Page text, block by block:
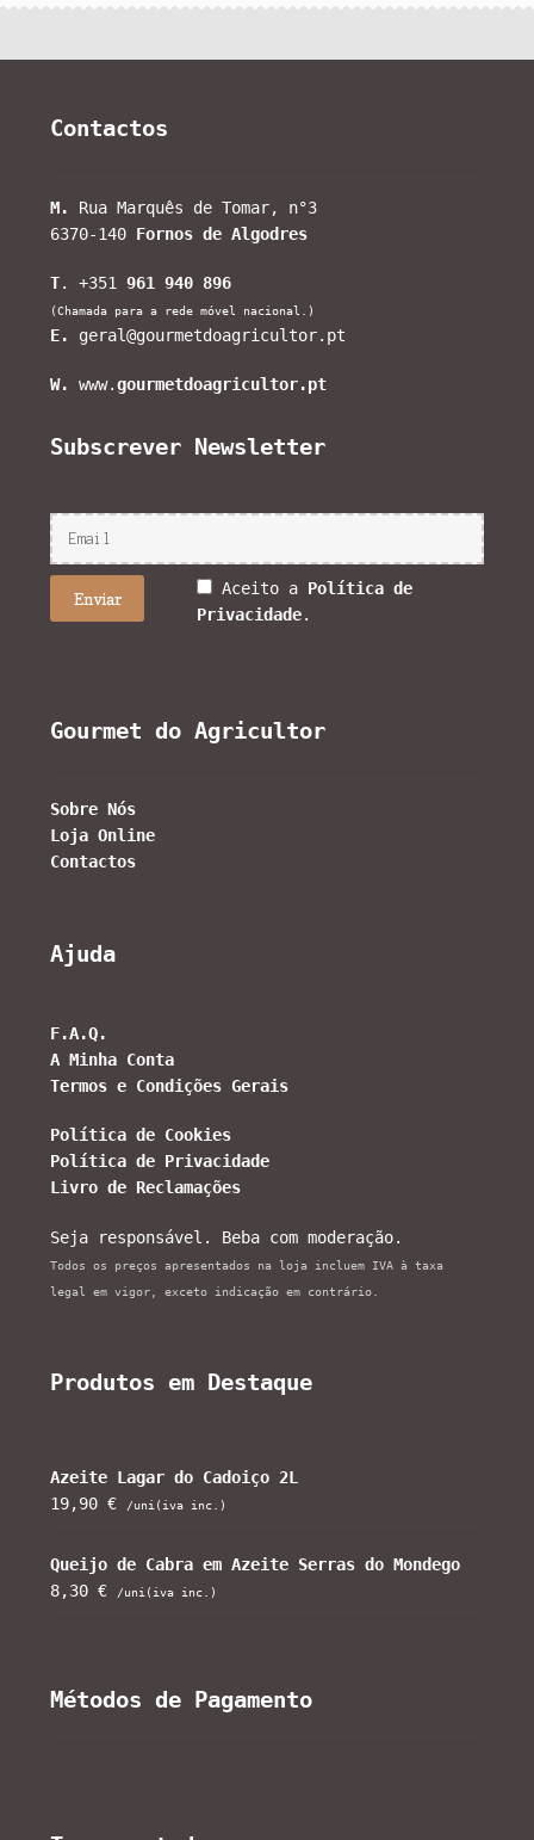
Contactos
M.
Rua Marquês de Tomar, n°3
6370-140 Fornos de Algodres
T. +351961 940 896
(Chamada para a rede móvel nacional.)
E. geral@gourmetdoagricultor.pt
W. www.gourmetdoagricultor.pt
Subscrever Newsletter
Aceito a Política de
Privacidade.
Gourmet do Agricultor
Sobre Nós
Loja Online
Contactos
Ajuda
F.A.Q.
A Minha Conta
Termos e Condições Gerais
Política de Cookies
Política de Privacidade
Livro de Reclamações
Seja responsável. Beba com moderação.
Todos os preços apresentados na loja incluem IVA à taxa
legal em vigor, exceto indicação em contrário.
Produtos em Destaque
Azeite Lagar do Cadoiço 2L
19,90€ /uni(iva inc.)
Queijo de Cabra em Azeite Serras do Mondego
8,30€ /uni(iva inc.)
Métodos de Pagamento